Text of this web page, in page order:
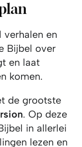
en
Bijbel over
en laat
komen.
de grootste
. Op deze
in allerlei
lezen en